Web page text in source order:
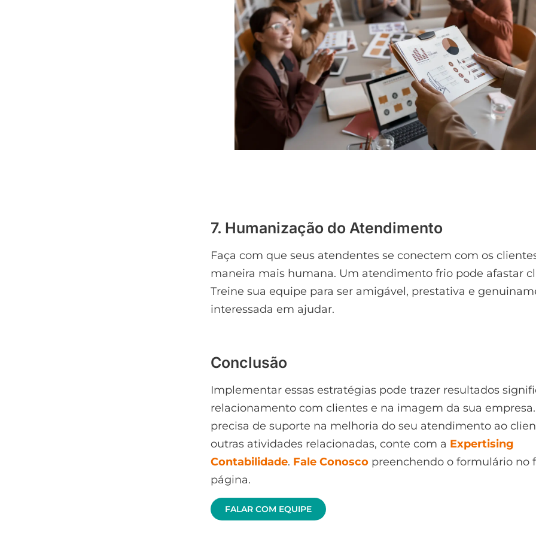
7. Humanização do Atendimento
Faça com que seus atendentes se conectem com os
maneira mais humana. Um atendimento frio pode afastar
Treine sua equipe para ser amigável, prestativa e
interessada em ajudar.
Conclusão
Implementar essas estratégias pode trazer resultados
relacionamento com clientes e na imagem da sua empresa.
precisa de suporte na melhoria do seu atendimento ao
outras atividades relacionadas, conte com a Expertising
Contabilidade. Fale Conosco preenchendo o formulário no
página.
FALAR COM EQUIPE